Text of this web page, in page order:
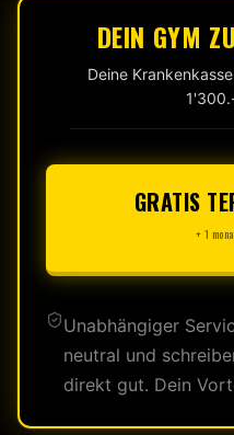
DEIN GYM
Deine
GRATIS
+ 1
Unabhängiger
neutral und
direkt gut. Dein